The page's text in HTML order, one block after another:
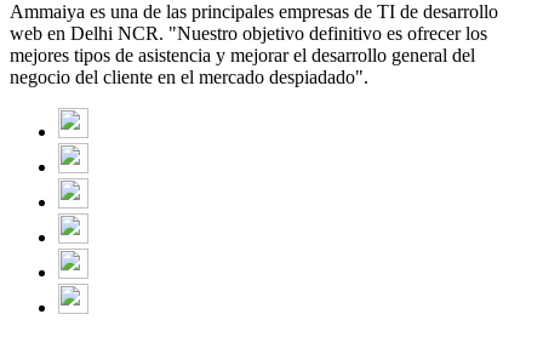
Ammaiya es una de las principales empresas de TI de desarrollo
web en Delhi NCR. "Nuestro objetivo definitivo es ofrecer los
mejores tipos de asistencia y mejorar el desarrollo general del
negocio del cliente en el mercado despiadado".